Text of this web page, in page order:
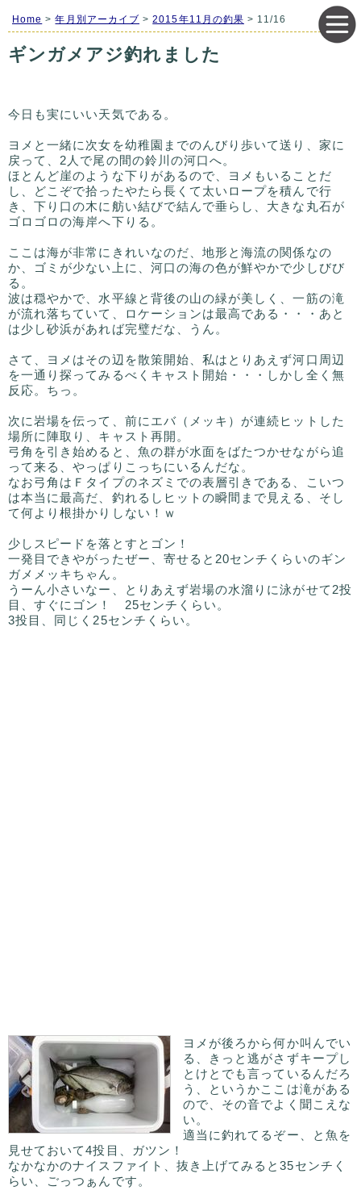
Home >年月別アーカイブ >2015年11月の釣果 > 11/16
ギンガメアジ釣れました
今日も実にいい天気である。
ヨメと一緒に次女を幼稚園までのんびり歩いて送り、家に
戻って、2人で尾の間の鈴川の河口へ。
ほとんど崖のような下りがあるので、ヨメもいることだ
し、どこぞで拾ったやたら長くて太いロープを積んで行
き、下り口の木に舫い結びで結んで垂らし、大きな丸石が
ゴロゴロの海岸へ下りる。
ここは海が非常にきれいなのだ、地形と海流の関係なの
か、ゴミが少ない上に、河口の海の色が鮮やかで少しびび
る。
波は穏やかで、水平線と背後の山の緑が美しく、一筋の滝
が流れ落ちていて、ロケーションは最高である・・・あと
は少し砂浜があれば完璧だな、うん。
さて、ヨメはその辺を散策開始、私はとりあえず河口周辺
を一通り探ってみるべくキャスト開始・・・しかし全く無
反応。ちっ。
次に岩場を伝って、前にエバ（メッキ）が連続ヒットした
場所に陣取り、キャスト再開。
弓角を引き始めると、魚の群が水面をばたつかせながら追
って来る、やっぱりこっちにいるんだな。
なお弓角はＦタイプのネズミでの表層引きである、こいつ
は本当に最高だ、釣れるしヒットの瞬間まで見える、そし
て何より根掛かりしない！ｗ
少しスピードを落とすとゴン！
一発目できやがったぜー、寄せると20センチくらいのギン
ガメメッキちゃん。
うーん小さいなー、とりあえず岩場の水溜りに泳がせて2投
目、すぐにゴン！ 25センチくらい。
3投目、同じく25センチくらい。
ヨメが後ろから何か叫んでい
る、きっと逃がさずキープし
とけとでも言っているんだろ
う、というかここは滝がある
ので、その音でよく聞こえな
い。
適当に釣れてるぞー、と魚を
見せておいて4投目、ガツン！
なかなかのナイスファイト、抜き上げてみると35センチく
らい、ごっつぁんです。